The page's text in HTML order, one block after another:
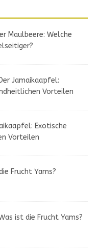
Maulbeere: Welche
Der Jamaikaapfel:
Vorteilen
Exotische
Vorteilen
Frucht Yams?
ist die Frucht Yams?